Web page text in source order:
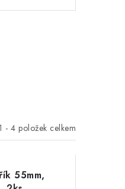
1 - 4 položek celkem
55mm,